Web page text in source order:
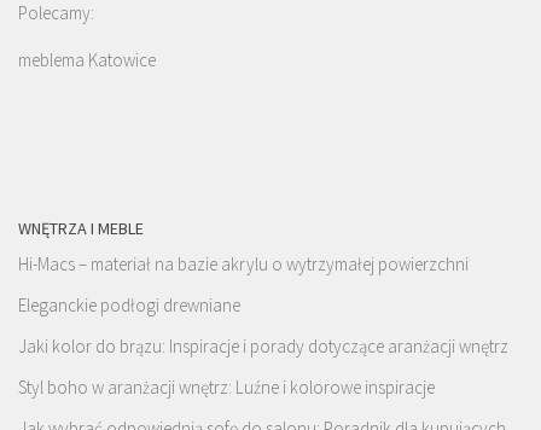
Polecamy:
meblema Katowice
WNĘTRZA I MEBLE
Hi-Macs – materiał na bazie akrylu o wytrzymałej powierzchni
Eleganckie podłogi drewniane
Jaki kolor do brązu: Inspiracje i porady dotyczące aranżacji wnętrz
Styl boho w aranżacji wnętrz: Luźne i kolorowe inspiracje